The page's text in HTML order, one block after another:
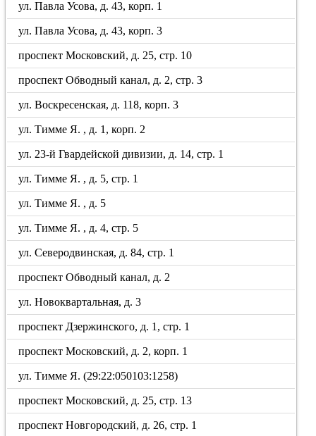
ул. Павла Усова, д. 43, корп. 1
ул. Павла Усова, д. 43, корп. 3
проспект Московский, д. 25, стр. 10
проспект Обводный канал, д. 2, стр. 3
ул. Воскресенская, д. 118, корп. 3
ул. Тимме Я. , д. 1, корп. 2
ул. 23-й Гвардейской дивизии, д. 14, стр. 1
ул. Тимме Я. , д. 5, стр. 1
ул. Тимме Я. , д. 5
ул. Тимме Я. , д. 4, стр. 5
ул. Северодвинская, д. 84, стр. 1
проспект Обводный канал, д. 2
ул. Новоквартальная, д. 3
проспект Дзержинского, д. 1, стр. 1
проспект Московский, д. 2, корп. 1
ул. Тимме Я. (29:22:050103:1258)
проспект Московский, д. 25, стр. 13
проспект Новгородский, д. 26, стр. 1